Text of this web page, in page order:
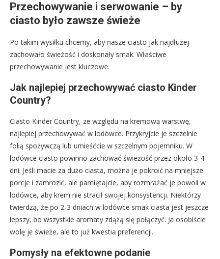
Przechowywanie i serwowanie – by
ciasto było zawsze świeże
Po takim wysiłku chcemy, aby nasze ciasto jak najdłużej
zachowało świeżość i doskonały smak. Właściwe
przechowywanie jest kluczowe.
Jak najlepiej przechowywać ciasto Kinder
Country?
Ciasto Kinder Country, ze względu na kremową warstwę,
najlepiej przechowywać w lodówce. Przykryjcie je szczelnie
folią spożywczą lub umieśćcie w szczelnym pojemniku. W
lodówce ciasto powinno zachować świeżość przez około 3-4
dni. Jeśli macie za dużo ciasta, można je pokroić na mniejsze
porcje i zamrozić, ale pamiętajcie, aby rozmrażać je powoli w
lodówce, aby krem nie stracił swojej konsystencji. Niektórzy
twierdzą, że po 2-3 dniach w lodówce smak ciasta jest jeszcze
lepszy, bo wszystkie aromaty zdążą się połączyć. Ja osobiście
wolę je świeże, ale to już kwestia preferencji.
Pomysły na efektowne podanie